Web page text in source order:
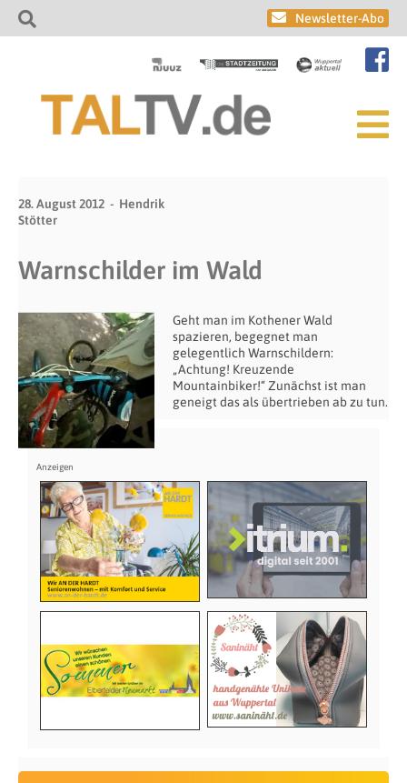
Newsletter-Abo
28. August 2012
Hendrik
Stötter
Warnschilder im Wald
Geht man im Kothener Wald
spazieren, begegnet man
gelegentlich Warnschildern:
„Achtung! Kreuzende
Mountainbiker!“ Zunächst ist man
geneigt das als übertrieben ab zu tun.